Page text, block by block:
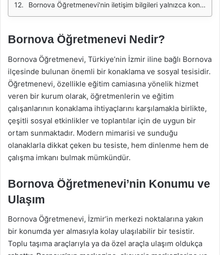
Bornova Öğretmenevi'nin iletişim bilgileri yalnızca konaklama yapanlar için değil, aynı zamanda eğitim programlarına katılmak isteyenler için de önemlidir. Tesis, çeşitli eğitim programları düzenlediğinden, katılımcıların bu programlarla ilgili detaylı bilgi alabilmesi için iletişim kanallarını aktif bir şekilde kullanmaları gerekmektedir.
Bornova Öğretmenevi Nedir?
Bornova Öğretmenevi, Türkiye’nin İzmir iline bağlı Bornova
ilçesinde bulunan önemli bir konaklama ve sosyal tesisidir.
Öğretmenevi, özellikle eğitim camiasına yönelik hizmet
veren bir kurum olarak, öğretmenlerin ve eğitim
çalışanlarının konaklama ihtiyaçlarını karşılamakla birlikte,
çeşitli sosyal etkinlikler ve toplantılar için de uygun bir
ortam sunmaktadır. Modern mimarisi ve sunduğu
olanaklarla dikkat çeken bu tesiste, hem dinlenme hem de
çalışma imkanı bulmak mümkündür.
Bornova Öğretmenevi’nin Konumu ve
Ulaşım
Bornova Öğretmenevi, İzmir’in merkezi noktalarına yakın
bir konumda yer almasıyla kolay ulaşılabilir bir tesistir.
Toplu taşıma araçlarıyla ya da özel araçla ulaşım oldukça